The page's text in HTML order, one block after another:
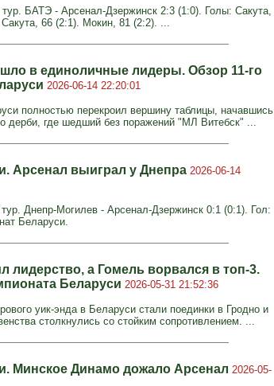
БАТЭ - Арсенал-Дзержинск 2:3 (1:0). Голы: Сакута,
66 (2:1). Мокин, 81 (2:2). ...
в единоличные лидеры. Обзор 11-го
2026-06-14 22:20:01
полностью перекроил вершину таблицы, начавшись
дерби, где шедший без поражений "МЛ Витебск" ...
Арсенал выиграл у Днепра 2026-06-14
Днепр-Могилев - Арсенал-Дзержинск 0:1 (0:1). Гол:
Беларуси.
лидерство, а Гомель ворвался в топ-3.
Беларуси 2026-05-31 21:52:36
уик-энда в Беларуси стали поединки в Гродно и
столкнулись со стойким сопротивлением. ...
Минское Динамо дожало Арсенал 2026-05-